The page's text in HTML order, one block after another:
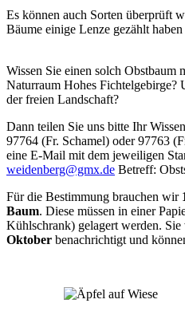
Es können auch Sorten überprüft
Bäume einige Lenze gezählt
Wissen Sie einen solch Obstbaum
Naturraum Hohes Fichtelgebirge?
der freien Landschaft?
Dann teilen Sie uns bitte Ihr
97764 (Fr. Schamel) oder 97763
eine E-Mail mit dem jeweiligen
weidenberg@gmx.de Betreff:
Für die Bestimmung brauchen wir
Baum. Diese müssen in einer
Kühlschrank) gelagert werden.
Oktober benachrichtigt und